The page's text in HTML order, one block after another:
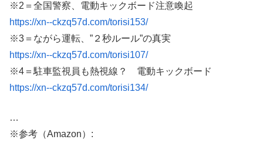
※2＝全国警察、電動キックボード注意喚起
https://xn--ckzq57d.com/torisi153/
※3＝ながら運転、”２秒ルール”の真実
https://xn--ckzq57d.com/torisi107/
※4＝駐車監視員も熱視線？ 電動キックボード
https://xn--ckzq57d.com/torisi134/
…
※参考（Amazon）: